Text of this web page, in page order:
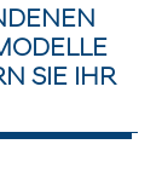
SIE IHR